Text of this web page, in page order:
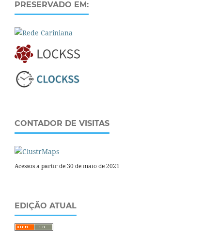
PRESERVADO EM:
CONTADOR DE VISITAS
Acessos a partir de 30 de maio de 2021
EDIÇÃO ATUAL